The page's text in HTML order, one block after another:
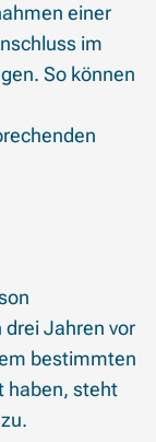
einer
im
So können
Jahren vor
bestimmten
haben, steht
zu.